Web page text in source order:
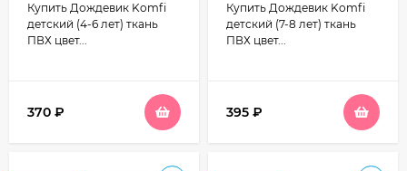
Фиолетовый
Купить Дождевик Komfi
детский (4-6 лет) ткань
ПВХ цвет...
370 ₽
Голубой
Купить Дождевик Komfi
детский (7-8 лет) ткань
ПВХ цвет...
395 ₽